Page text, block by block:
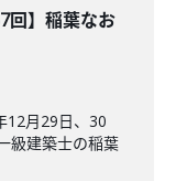
回】稲葉なお
12月29日、30
級建築士の稲葉